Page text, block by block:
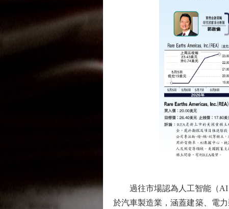
過往市場認為人工智能（AI
於汽車製造業，涵蓋建築、電